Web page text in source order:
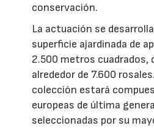
conservación.
La actuación se
superficie ajardinada de
2.500 metros cuadrados,
alrededor de 7.600
colección estará
europeas de última
seleccionadas por su